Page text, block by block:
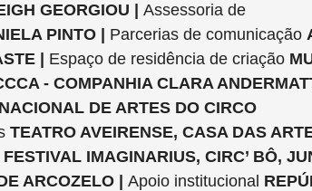
GEORGIOU | Assessoria de
PINTO | Parcerias de comunicação
| Espaço de residência de criação
- COMPANHIA CLARA
DE ARTES DO CIRCO
TEATRO AVEIRENSE, CASA DAS
IMAGINARIUS, CIRC’ BÔ,
ARCOZELO | Apoio institucional